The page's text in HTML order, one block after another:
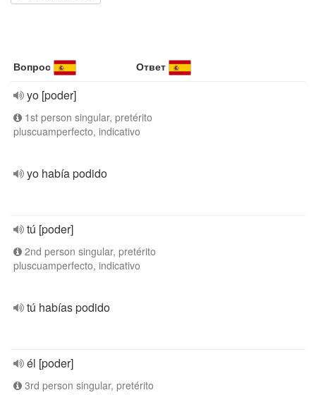
Вопрос Ответ
yo [poder]
1st person singular, pretérito
pluscuamperfecto, indicativo
yo había podido
tú [poder]
2nd person singular, pretérito
pluscuamperfecto, indicativo
tú habías podido
él [poder]
3rd person singular, pretérito